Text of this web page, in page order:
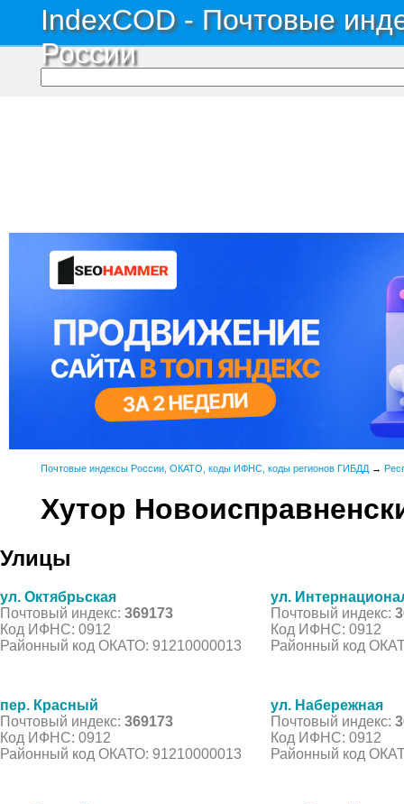
IndexCOD - Почтовые
России
Почтовые индексы России, ОКАТО, коды ИФНС, коды регионов ГИБДД →
Хутор
Улицы
ул. Октябрьская
Почтовый индекс: 369173
Код ИФНС: 0912
Районный код ОКАТО: 91210000013
ул.
Почтовый индекс:
Код ИФНС: 0912
Районный код
пер. Красный
Почтовый индекс: 369173
Код ИФНС: 0912
Районный код ОКАТО: 91210000013
ул. Набережная
Почтовый индекс:
Код ИФНС: 0912
Районный код